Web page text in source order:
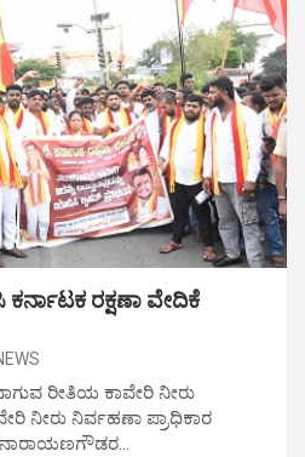
ರಕ್ಷಣಾ ವೇದಿಕೆ
ರೀತಿಯ ಕಾವೇರಿ ನೀರು
ನೀರು ನಿರ್ವಹಣಾ ಪ್ರಾಧಿಕಾರ
ನಾರಾಯಣಗೌಡರ…